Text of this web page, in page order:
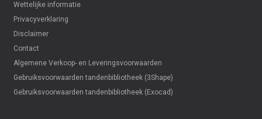
Wettelijke informatie
Privacyverklaring
Disclaimer
Contact
Algemene Verkoop- en Leveringsvoorwaarden
Gebruiksvoorwaarden tandenbibliotheek (3Shape)
Gebruiksvoorwaarden tandenbibliotheek (Exocad)